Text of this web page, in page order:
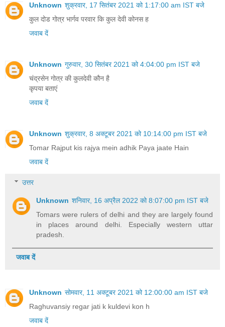
Unknown शुक्रवार, 17 सितंबर 2021 को 1:17:00 am IST बजे
कुल दोड गोत्र भार्गव परवार कि कुल देवी कोनस ह
जवाब दें
Unknown गुरुवार, 30 सितंबर 2021 को 4:04:00 pm IST बजे
चंद्रसेन गोत्र की कुलदेवी कौन है
कृपया बताएं
जवाब दें
Unknown शुक्रवार, 8 अक्टूबर 2021 को 10:14:00 pm IST बजे
Tomar Rajput kis rajya mein adhik Paya jaate Hain
जवाब दें
उत्तर
Unknown शनिवार, 16 अप्रैल 2022 को 8:07:00 pm IST बजे
Tomars were rulers of delhi and they are largely found
in places around delhi. Especially western uttar
pradesh.
जवाब दें
Unknown सोमवार, 11 अक्टूबर 2021 को 12:00:00 am IST बजे
Raghuvansiy regar jati k kuldevi kon h
जवाब दें